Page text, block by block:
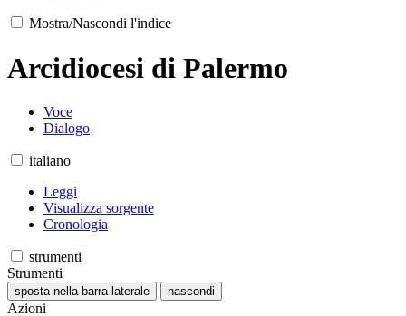
Mostra/Nascondi l'indice
Arcidiocesi di Palermo
Voce
Dialogo
italiano
Leggi
Visualizza sorgente
Cronologia
strumenti
Strumenti
sposta nella barra laterale nascondi
Azioni